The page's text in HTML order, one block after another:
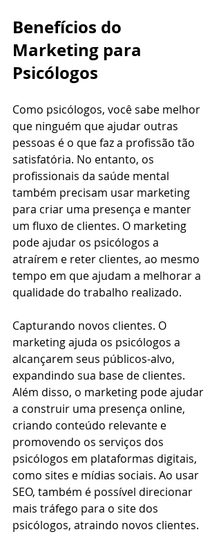
Benefícios do
Marketing para
Psicólogos
Como psicólogos, você sabe melhor
que ninguém que ajudar outras
pessoas é o que faz a profissão tão
satisfatória. No entanto, os
profissionais da saúde mental
também precisam usar marketing
para criar uma presença e manter
um fluxo de clientes. O marketing
pode ajudar os psicólogos a
atraírem e reter clientes, ao mesmo
tempo em que ajudam a melhorar a
qualidade do trabalho realizado.
Capturando novos clientes. O
marketing ajuda os psicólogos a
alcançarem seus públicos-alvo,
expandindo sua base de clientes.
Além disso, o marketing pode ajudar
a construir uma presença online,
criando conteúdo relevante e
promovendo os serviços dos
psicólogos em plataformas digitais,
como sites e mídias sociais. Ao usar
SEO, também é possível direcionar
mais tráfego para o site dos
psicólogos, atraindo novos clientes.